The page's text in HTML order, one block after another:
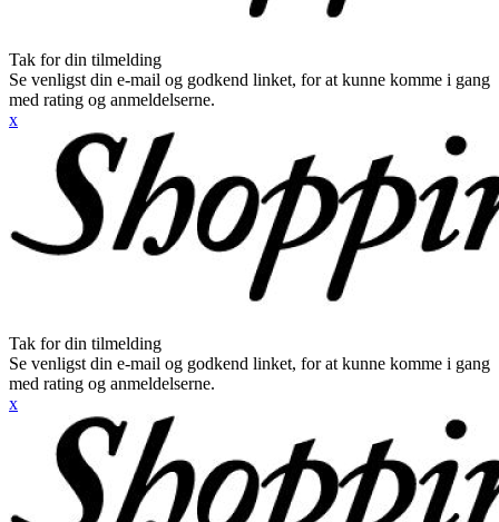
Tak for din tilmelding
Se venligst din e-mail og godkend linket, for at kunne komme i gang
med rating og anmeldelserne.
x
Tak for din tilmelding
Se venligst din e-mail og godkend linket, for at kunne komme i gang
med rating og anmeldelserne.
x